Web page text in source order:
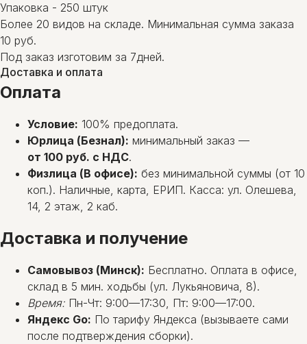
Упаковка - 250 штук
Более 20 видов на складе. Минимальная сумма заказа
10 руб.
Под заказ изготовим за 7дней.
Доставка и оплата
Оплата
Условие: 100% предоплата.
Юрлица (Безнал): минимальный заказ —
от 100 руб. с НДС.
Физлица (В офисе): без минимальной суммы (от 10
коп.). Наличные, карта, ЕРИП. Касса: ул. Олешева,
14, 2 этаж, 2 каб.
Доставка и получение
Самовывоз (Минск): Бесплатно. Оплата в офисе,
склад в 5 мин. ходьбы (ул. Лукьяновича, 8).
Время: Пн-Чт: 9:00—17:30, Пт: 9:00—17:00.
Яндекс Go: По тарифу Яндекса (вызываете сами
после подтверждения сборки).